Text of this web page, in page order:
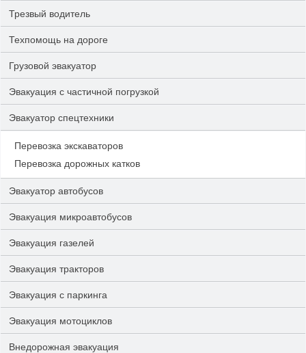
Трезвый водитель
Техпомощь на дороге
Грузовой эвакуатор
Эвакуация с частичной погрузкой
Эвакуатор спецтехники
Перевозка экскаваторов
Перевозка дорожных катков
Эвакуатор автобусов
Эвакуация микроавтобусов
Эвакуация газелей
Эвакуация тракторов
Эвакуация с паркинга
Эвакуация мотоциклов
Внедорожная эвакуация